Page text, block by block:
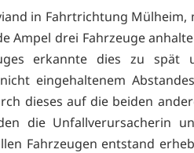
in Fahrtrichtung
Ampel drei Fahrzeuge
erkannte dies zu
eingehaltenem
dieses auf die beiden
die Unfallverursacherin
Fahrzeugen entstand